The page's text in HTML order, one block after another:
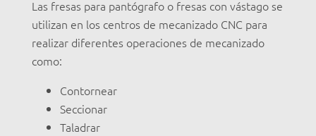
Las fresas para pantógrafo o fresas con vástago se
utilizan en los centros de mecanizado CNC para
realizar diferentes operaciones de mecanizado
como:
Contornear
Seccionar
Taladrar